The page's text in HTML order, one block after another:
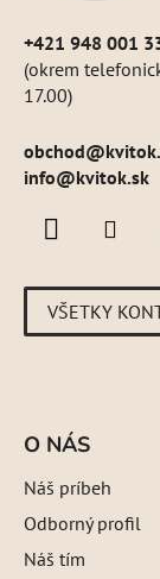
+421 948 001
(okrem
17.00)
obchod@
info@kvitok.sk
VŠETKY
O NÁS
Náš príbeh
Odborný profil
Náš tím